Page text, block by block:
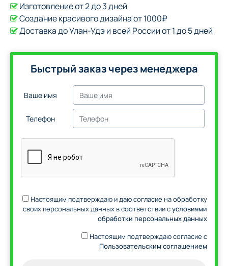
Изготовление от 2 до 3 дней
Создание красивого дизайна от 1000₽
Доставка до Улан-Удэ и всей России от 1 до 5 дней
Быстрый заказ через менеджера
Ваше имя
Телефон
Настоящим подтверждаю и даю согласие на обработку
своих персональных данных в соответствии сусловиями
обработки персональных данных
Настоящим подтверждаю согласие с
Пользовательским соглашением